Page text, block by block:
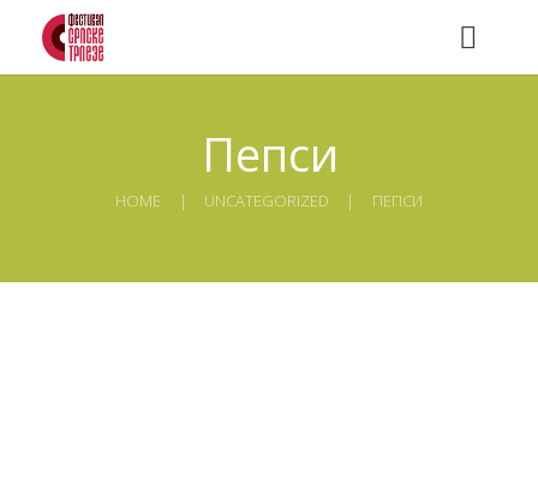
Пепси
HOME UNCATEGORIZED ПЕПСИ